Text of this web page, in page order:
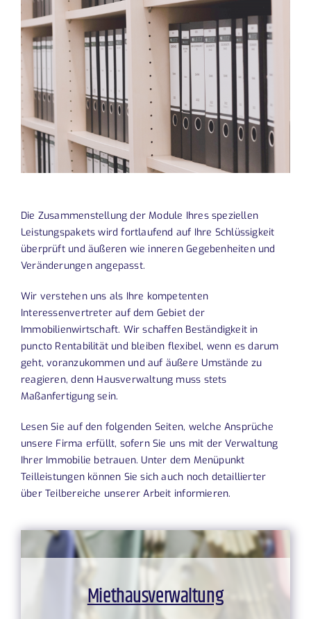
Die Zusammenstellung der Module Ihres speziellen
Leistungspakets wird fortlaufend auf Ihre Schlüssigkeit
überprüft und äußeren wie inneren Gegebenheiten und
Veränderungen angepasst.
Wir verstehen uns als Ihre kompetenten
Interessenvertreter auf dem Gebiet der
Immobilienwirtschaft. Wir schaffen Beständigkeit in
puncto Rentabilität und bleiben flexibel, wenn es darum
geht, voranzukommen und auf äußere Umstände zu
reagieren, denn Hausverwaltung muss stets
Maßanfertigung sein.
Lesen Sie auf den folgenden Seiten, welche Ansprüche
unsere Firma erfüllt, sofern Sie uns mit der Verwaltung
Ihrer Immobilie betrauen. Unter dem Menüpunkt
Teilleistungen können Sie sich auch noch detaillierter
über Teilbereiche unserer Arbeit informieren.
Miethausverwaltung